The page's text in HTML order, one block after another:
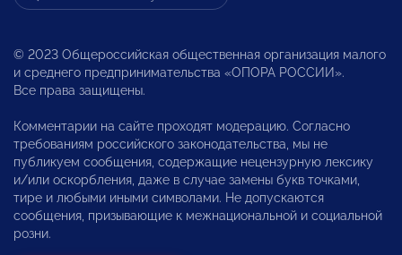
© 2023 Общероссийская общественная организация малого
и среднего предпринимательства «ОПОРА РОССИИ».
Все права защищены.
Комментарии на сайте проходят модерацию. Согласно
требованиям российского законодательства, мы не
публикуем сообщения, содержащие нецензурную лексику
и/или оскорбления, даже в случае замены букв точками,
тире и любыми иными символами. Не допускаются
сообщения, призывающие к межнациональной и социальной
розни.